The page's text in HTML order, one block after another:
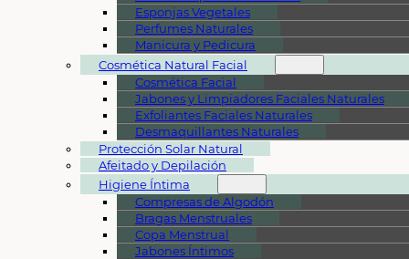
Esponjas Vegetales
Perfumes Naturales
Manicura y Pedicura
Cosmética Natural Facial
Cosmética Facial
Jabones y Limpiadores Faciales Naturales
Exfoliantes Faciales Naturales
Desmaquillantes Naturales
Protección Solar Natural
Afeitado y Depilación
Higiene Íntima
Compresas de Algodón
Bragas Menstruales
Copa Menstrual
Jabones Íntimos